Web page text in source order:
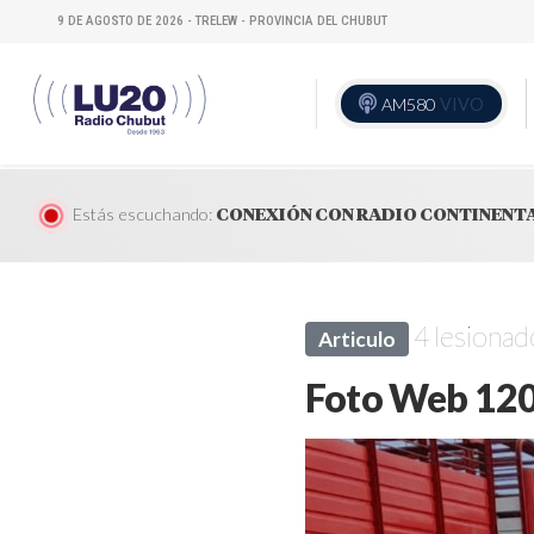
9 DE AGOSTO DE 2026 - TRELEW - PROVINCIA DEL CHUBUT
AM580 VIVO
Estás escuchando: CONEXIÓN CON RADIO
Articulo 4
Foto Web